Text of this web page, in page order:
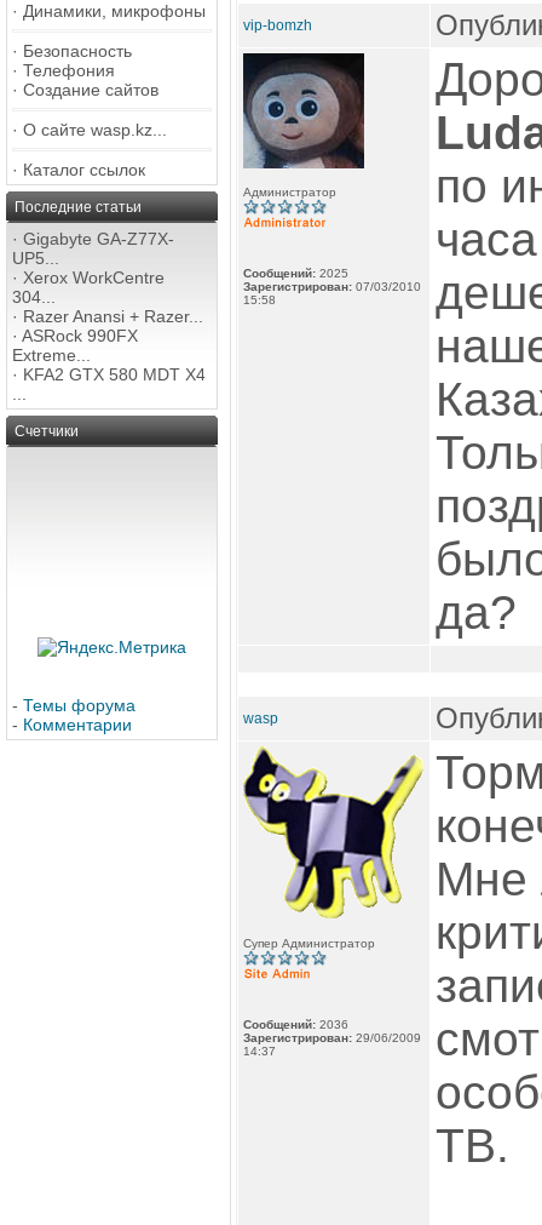
· Динамики, микрофоны
· Безопасность
· Телефония
· Создание сайтов
· О сайте wasp.kz...
· Каталог ссылок
Последние статьи
· Gigabyte GA-Z77X-
UP5...
· Xerox WorkCentre
304...
· Razer Anansi + Razer...
· ASRock 990FX
Extreme...
· KFA2 GTX 580 MDT X4
Счетчики
- Темы форума
- Комментарии
vip-bomzh
Администратор
Сообщений: 2025
Зарегистрирован: 07/03/2010
15:58
по
да?
wasp
Супер Администратор
Сообщений: 2036
Зарегистрирован: 29/06/2009
14:37
Мне
ТВ.